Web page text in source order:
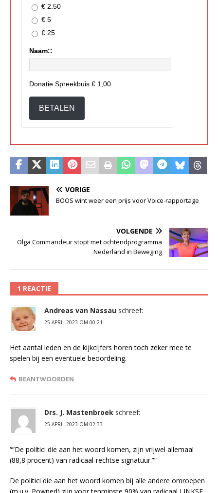
€ 2.50
€ 5
€ 25
Naam::
Donatie Spreekbuis € 1,00
BETALEN
VORIGE
BOOS wint weer een prijs voor Voice-rapportage
VOLGENDE
Olga Commandeur stopt met ochtendprogramma
Nederland in Beweging
1 REACTIE
Andreas van Nassau schreef:
25 APRIL 2023 OM 00:21
Het aantal leden en de kijkcijfers horen toch zeker mee te
spelen bij een eventuele beoordeling.
BEANTWOORDEN
Drs. J. Mastenbroek schreef:
25 APRIL 2023 OM 02:33
“”De politici die aan het woord komen, zijn vrijwel allemaal
(88,8 procent) van radicaal-rechtse signatuur.””
De politici die aan het woord komen bij alle andere omroepen